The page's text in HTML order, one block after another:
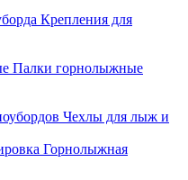
Крепления для
Палки горнолыжные
Чехлы для лыж и
Горнолыжная